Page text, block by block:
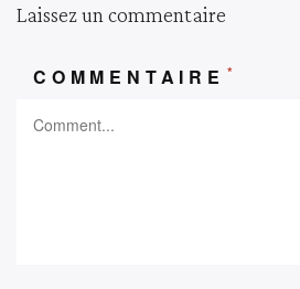
Laissez un commentaire
COMMENTAIRE *